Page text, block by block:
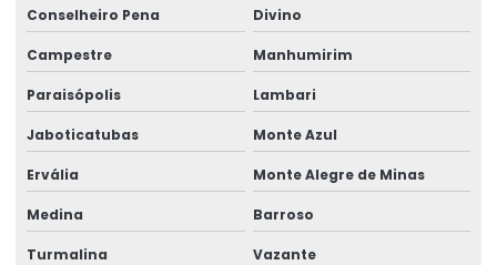
Talha elétrica de corrente
Talha Elétrica Fixa Com Monitoramento
Talha Elétrica Nova
Talha Elétrica Para Elevação
Conselheiro Pena Divino
Campestre Manhumirim
Paraisópolis Lambari
Jaboticatubas Monte Azul
Ervália Monte Alegre de Minas
Medina Barroso
Turmalina Vazante